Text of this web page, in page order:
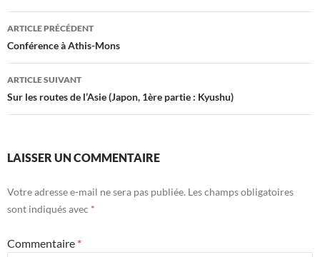
Navigation
des
articles
ARTICLE PRÉCÉDENT
Conférence à Athis-Mons
ARTICLE SUIVANT
Sur les routes de l’Asie (Japon, 1ère partie : Kyushu)
LAISSER UN COMMENTAIRE
Votre adresse e-mail ne sera pas publiée. Les champs obligatoires
sont indiqués avec *
Commentaire *